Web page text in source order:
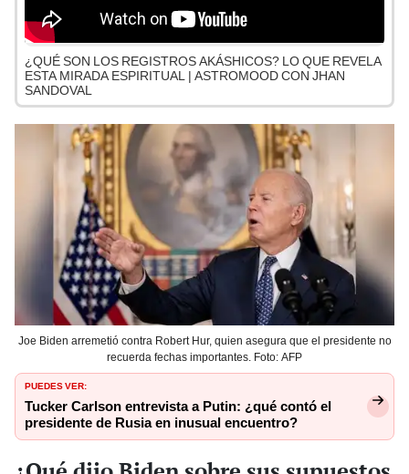
¿QUÉ SON LOS REGISTROS AKÁSHICOS? LO QUE REVELA
ESTA MIRADA ESPIRITUAL | ASTROMOOD CON JHAN
SANDOVAL
Joe Biden arremetió contra Robert Hur, quien asegura que el presidente no
recuerda fechas importantes. Foto: AFP
PUEDES VER:
Tucker Carlson entrevista a Putin: ¿qué contó el
presidente de Rusia en inusual encuentro?